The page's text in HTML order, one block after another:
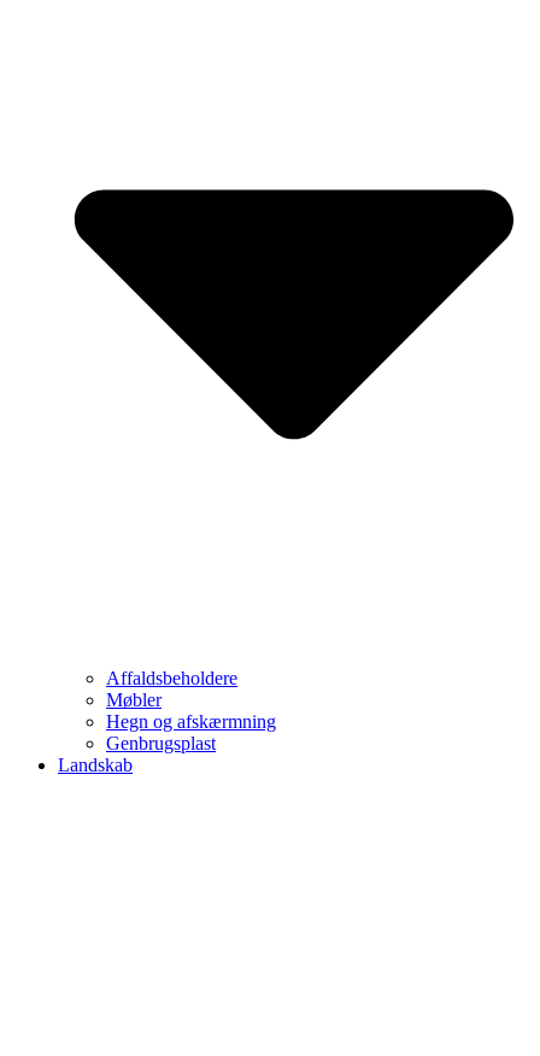
Affaldsbeholdere
Møbler
Hegn og afskærmning
Genbrugsplast
Landskab